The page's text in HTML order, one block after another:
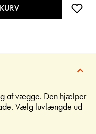
af vægge. Den hjælper
Vælg luvlængde ud